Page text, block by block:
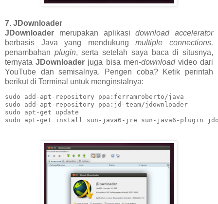
7. JDownloader
JDownloader merupakan aplikasidownload accelerator
berbasis Java yang mendukungmultiple connections,
penambahan plugin, serta setelah saya baca di situsnya,
ternyataJDownloader juga bisa men-downloadvideo dari
YouTube dan semisalnya. Pengen coba? Ketik perintah
berikut di Terminal untuk menginstalnya:
sudo add-apt-repository ppa:ferramroberto/java
sudo add-apt-repository ppa:jd-team/jdownloader
sudo apt-get update
sudo apt-get install sun-java6-jre sun-java6-plugin